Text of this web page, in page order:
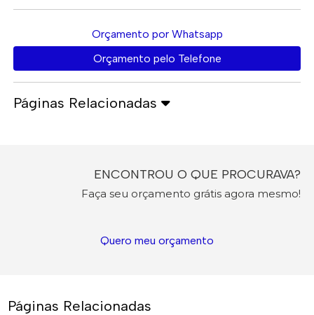
Orçamento por Whatsapp
Orçamento pelo Telefone
Páginas Relacionadas
ENCONTROU O QUE PROCURAVA?
Faça seu orçamento grátis agora mesmo!
Quero meu orçamento
Páginas Relacionadas